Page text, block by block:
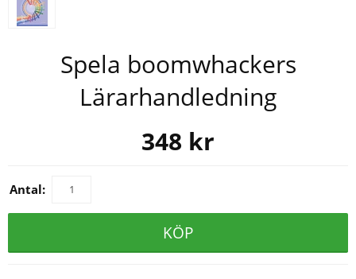
Spela boomwhackers
Lärarhandledning
348 kr
Antal:
KÖP